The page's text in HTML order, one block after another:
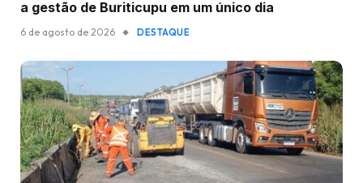
a gestão de Buriticupu em um único dia
6 de agosto de 2026 DESTAQUE